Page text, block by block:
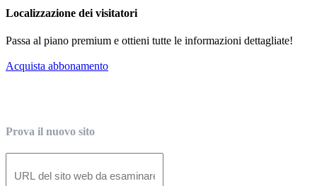
Localizzazione dei visitatori
Passa al piano premium e ottieni tutte le informazioni dettagliate!
Acquista abbonamento
Prova il nuovo sito